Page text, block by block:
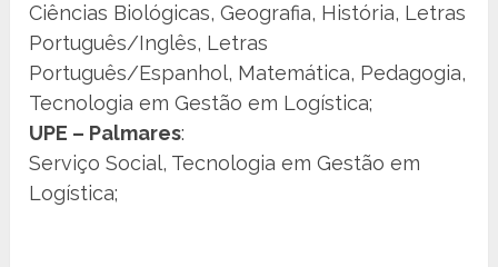
Ciências Biológicas, Geografia, História, Letras
Português/Inglês, Letras
Português/Espanhol, Matemática, Pedagogia,
Tecnologia em Gestão em Logística;
UPE – Palmares:
Serviço Social, Tecnologia em Gestão em
Logística;